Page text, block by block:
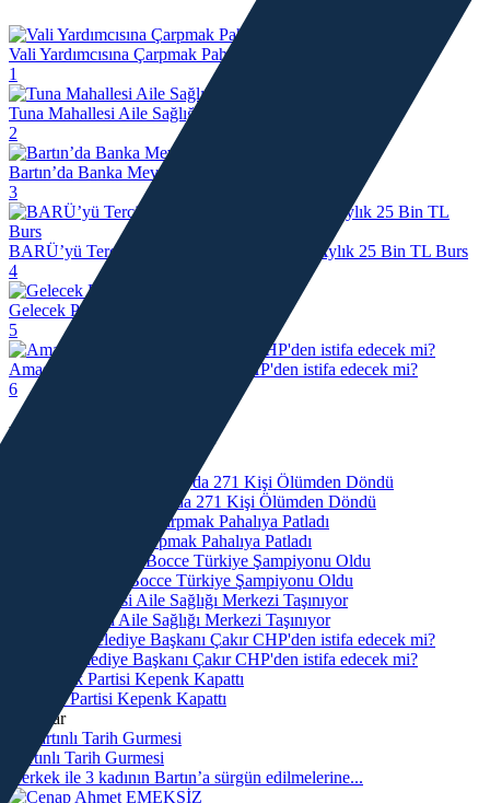
Vali Yardımcısına Çarpmak Pahalıya Patladı
1
Tuna Mahallesi Aile Sağlığı Merkezi Taşınıyor
2
Bartın’da Banka Mevduatı 30 Milyar TL’yi Aştı
3
BARÜ’yü Tercih Eden İlk 5 Bin Öğrenciye Aylık 25 Bin TL Burs
4
Gelecek Partisi Kepenk Kapattı
5
Amasra Belediye Başkanı Çakır CHP'den istifa edecek mi?
6
Kategori Haberler
Bartın Sahillerinde 2 Ayda 271 Kişi Ölümden Döndü
Vali Yardımcısına Çarpmak Pahalıya Patladı
Bartın ANALİG Bocce Türkiye Şampiyonu Oldu
Tuna Mahallesi Aile Sağlığı Merkezi Taşınıyor
Amasra Belediye Başkanı Çakır CHP'den istifa edecek mi?
Gelecek Partisi Kepenk Kapattı
Yazarlar
Bartınlı Tarih Gurmesi
9 erkek ile 3 kadının Bartın’a sürgün edilmelerine...